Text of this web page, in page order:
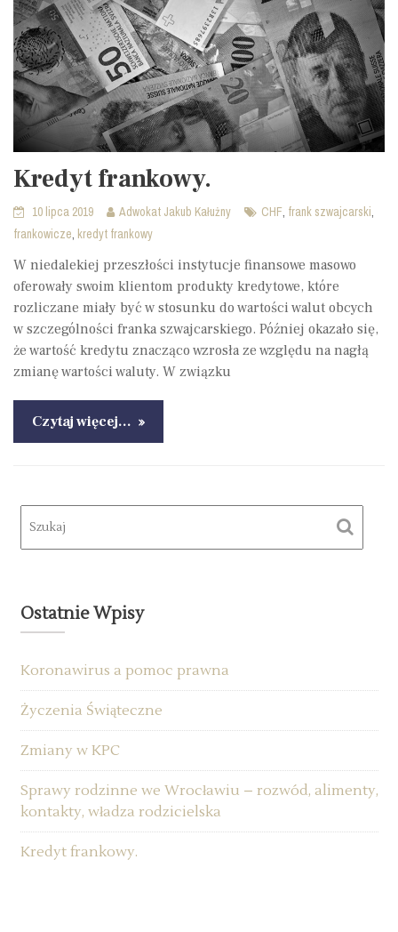
Kredyt frankowy.
10 lipca 2019 Adwokat Jakub Kałużny CHF, frank szwajcarski,
frankowicze, kredyt frankowy
W niedalekiej przeszłości instytucje finansowe masowo
oferowały swoim klientom produkty kredytowe, które
rozliczane miały być w stosunku do wartości walut obcych
w szczególności franka szwajcarskiego. Później okazało się,
że wartość kredytu znacząco wzrosła ze względu na nagłą
zmianę wartości waluty. W związku
Czytaj więcej…
Ostatnie Wpisy
Koronawirus a pomoc prawna
Życzenia Świąteczne
Zmiany w KPC
Sprawy rodzinne we Wrocławiu – rozwód, alimenty,
kontakty, władza rodzicielska
Kredyt frankowy.